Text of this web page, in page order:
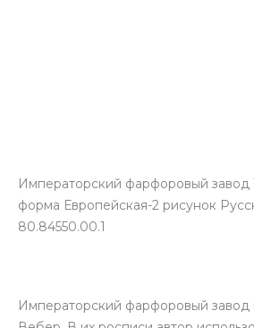
Императорский фарфоровый завод
форма Европейская-2 рисунок
80.84550.00.1
Императорский фарфоровый завод